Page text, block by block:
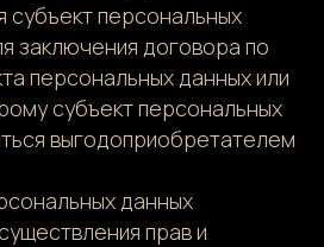
субъект персональных
заключения договора по
персональных данных или
субъект персональных
выгодоприобретателем
данных
прав и